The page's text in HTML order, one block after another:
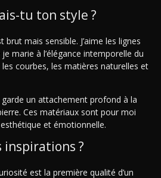
tu ton style ?
brut mais sensible. J’aime les lignes
marie à l’élégance intemporelle du
courbes, les matières naturelles et
un attachement profond à la
Ces matériaux sont pour moi
et émotionnelle.
?
est la première qualité d’un